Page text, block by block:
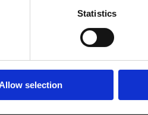
Statistics
selection